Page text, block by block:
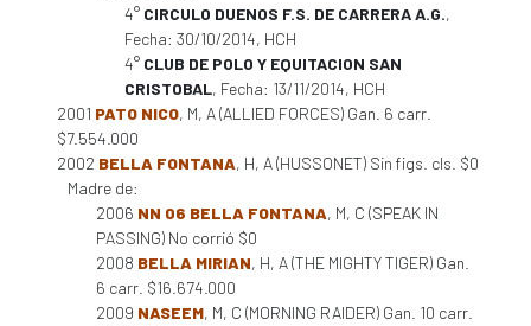
4° CIRCULO DUENOS F.S. DE CARRERA A.G.,
Fecha: 30/10/2014, HCH
4° CLUB DE POLO Y EQUITACION SAN
CRISTOBAL, Fecha: 13/11/2014, HCH
2001 PATO NICO, M, A (ALLIED FORCES) Gan. 6 carr.
$7.554.000
2002 BELLA FONTANA, H, A (HUSSONET) Sin figs. cls. $0
Madre de:
2006 NN 06 BELLA FONTANA, M, C (SPEAK IN
PASSING) No corrió $0
2008 BELLA MIRIAN, H, A (THE MIGHTY TIGER) Gan.
6 carr. $16.674.000
2009 NASEEM, M, C (MORNING RAIDER) Gan. 10 carr.